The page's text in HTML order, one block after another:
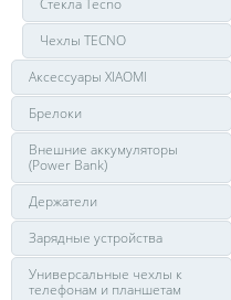
Стекла Tecno
Чехлы TECNO
Аксессуары XIAOMI
Брелоки
Внешние аккумуляторы
(Power Bank)
Держатели
Зарядные устройства
Универсальные чехлы к
телефонам и планшетам